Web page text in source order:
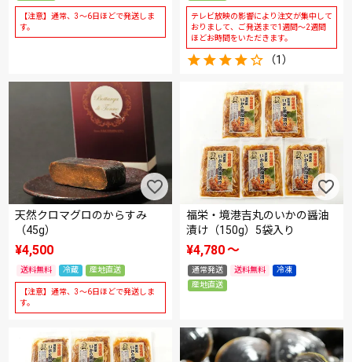
【注意】通常、3～6日ほどで発送しま
す。
テレビ放映の影響により注文が集中して
おりまして、ご発送まで1週間～2週間
ほどお時間をいただきます。
（1）
天然クロマグロのからすみ
（45g）
¥4,500
送料無料 冷蔵 産地直送
【注意】通常、3～6日ほどで発送しま
す。
福栄・境港吉丸のいかの醤油
漬け（150g）5袋入り
¥4,780〜
通常発送 送料無料
冷凍
産地直送